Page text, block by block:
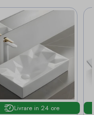
Livrare in 24 ore